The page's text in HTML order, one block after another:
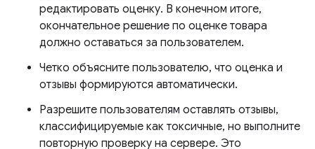
редактировать оценку. В конечном итоге,
окончательное решение по оценке товара
должно оставаться за пользователем.
Четко объясните пользователю, что оценка и
отзывы формируются автоматически.
Разрешите пользователям оставлять отзывы,
классифицируемые как токсичные, но выполните
повторную проверку на сервере. Это